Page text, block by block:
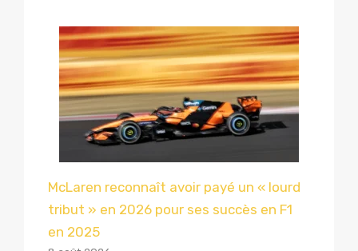
McLaren reconnaît avoir payé un « lourd
tribut » en 2026 pour ses succès en F1
en 2025